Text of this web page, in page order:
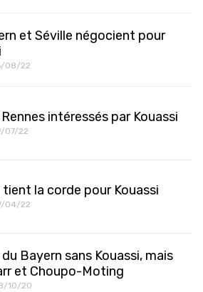
et Séville négocient pour
08/22
intéressés par Kouassi
07/22
la corde pour Kouassi
04/22
Bayern sans Kouassi, mais
et Choupo-Moting
10/20